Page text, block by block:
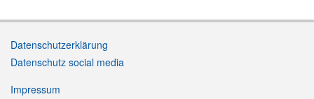
Datenschutzerklärung
Datenschutz social media
Impressum